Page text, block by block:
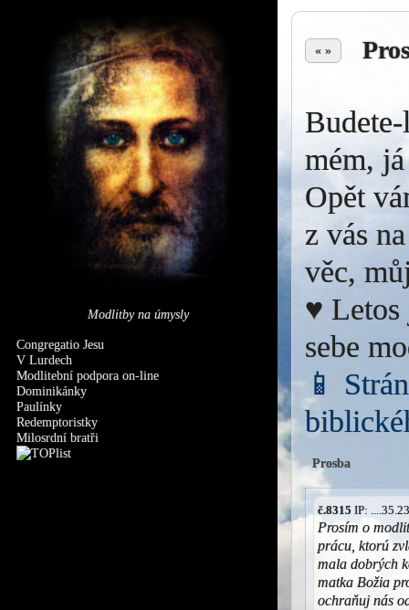
Modlitby na úmysly
Congregatio Jesu
V Lurdech
Modlitební podpora on-line
Dominikánky
Paulínky
Redemptoristky
Milosrdní bratři
« »
mém,
Opět
z vás
věc,
♥ Letos
sebe
📱
Prosba
č.8315 IP:
Prosím o
prácu, ktorú
mala dobrých
matka Božia
ochraňuj nás